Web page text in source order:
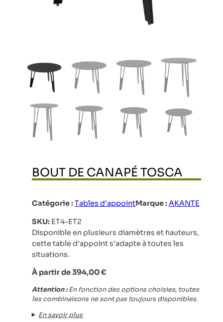
BOUT DE CANAPÉ TOSCA
Catégorie :Tables d’appointMarque :AKANTE
SKU: ET4-ET2
Disponible en plusieurs diamètres et hauteurs,
cette table d’appoint s’adapte à toutes les
situations.
À partir de394,00€
Attention :En fonction des options choisies, toutes
les combinaisons ne sont pas toujours disponibles.
En savoir plus